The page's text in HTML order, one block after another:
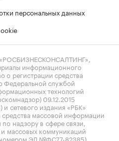
персональных данных
информационного
о регистрации средства
Федеральной службой
технологий
09.12.2015
сетевого издания «РБК»
средства массовой информации
надзору в сфере связи,
массовых коммуникаций
номером ЭЛ №ФС77-82385)